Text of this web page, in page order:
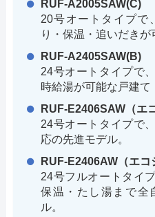
RUF-A2005SAW(C)
20号オートタイプで
り・保温・追いだきが
RUF-A2405SAW(B)
24号オートタイプで
時給湯が可能な戸建て
RUF-E2406SAW（エ
24号オートタイプで
応の先進モデル。
RUF-E2406AW（エコ
24号フルオートタイ
保温・たし湯まで全
ル。